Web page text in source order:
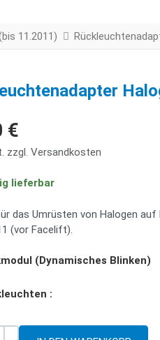
11.2011)
€
zzgl. Versandkosten
lieferbar
das Umrüsten von Halogen
(vor Facelift).
(Dynamisches Blinken)
: